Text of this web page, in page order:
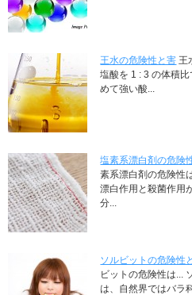
王水の危険性と害 王
塩酸を 1 : 3 の体積
めて強い酸...
塩素系漂白剤の危険
素系漂白剤の危険性
漂白作用と殺菌作用
分...
ソルビットの危険性
ビットの危険性は...
は、自然界ではバラ